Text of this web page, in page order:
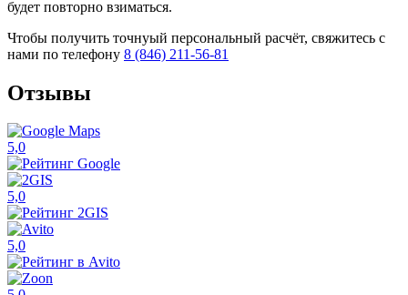
будет повторно взиматься.
Чтобы получить точнуый персональный расчёт, свяжитесь с
нами по телефону 8 (846) 211-56-81
Отзывы
5,0
5,0
5,0